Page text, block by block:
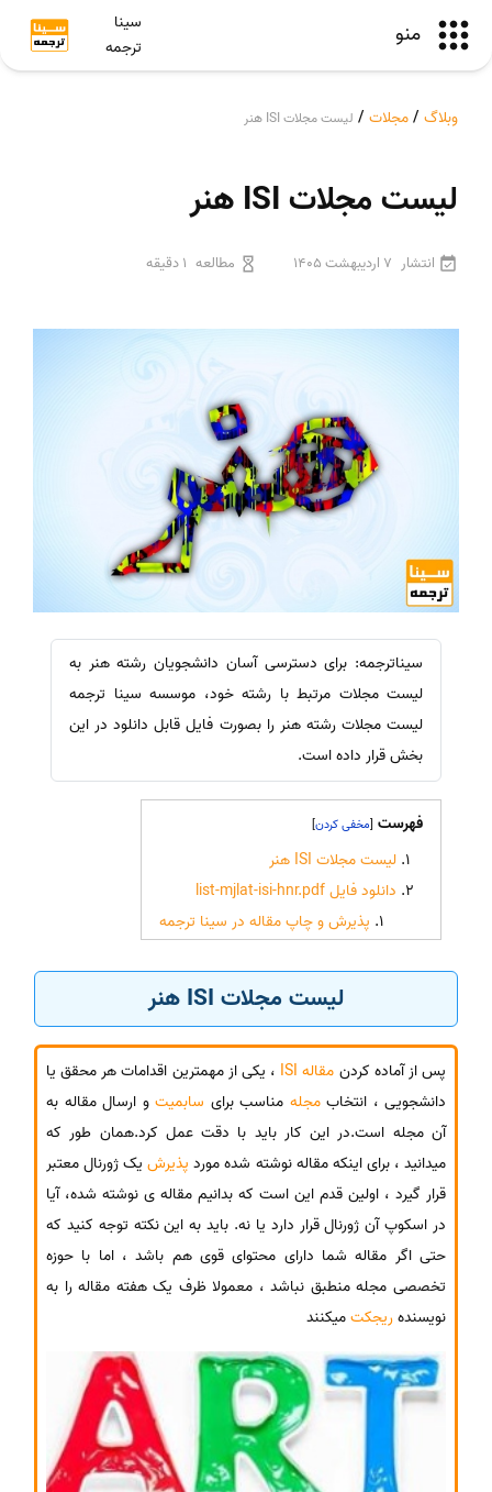
منو
سینا
ترجمه
وبلاگ /مجلات / لیست مجلات ISI هنر
لیست مجلات ISI هنر
انتشار 7 اردیبهشت 1405 مطالعه 1 دقیقه
سیناترجمه: برای دسترسی آسان دانشجویان رشته هنر به
لیست مجلات مرتبط با رشته خود، موسسه سینا ترجمه
لیست مجلات رشته هنر را بصورت فایل قابل دانلود در این
بخش قرار داده است.
فهرست [
]
لیست مجلات ISI هنر
دانلود فایل list-mjlat-isi-hnr.pdf
پذیرش و چاپ مقاله در سینا ترجمه
لیست مجلات ISI هنر
پس از آماده کردن مقاله ISI
، یکی از مهمترین اقدامات هر محقق یا
دانشجویی ، انتخابمجله مناسب برای سابمیت و ارسال مقاله به
آن مجله است.در این کار باید با دقت عمل کرد.همان طور که
میدانید ، برای اینکه مقاله نوشته شده مورد پذیرشیک ژورنال معتبر
قرار گیرد ، اولین قدم این است که بدانیم مقاله ی نوشته شده، آیا
در اسکوپ آن ژورنال قرار دارد یا نه. باید به این نکته توجه کنید که
حتی اگر مقاله شما دارای محتوای قوی هم باشد ، اما با حوزه
تخصصی مجله منطبق نباشد ، معمولا ظرف یک هفته مقاله را به
نویسندهریجکتمیکنند